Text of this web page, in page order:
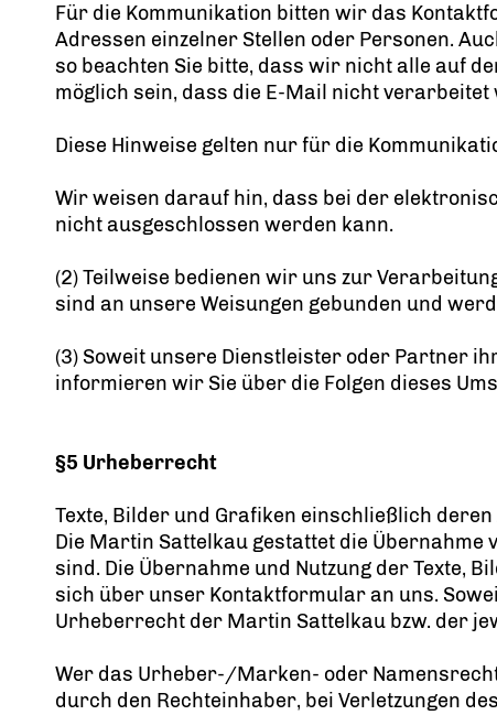
Für die Kommunikation bitten wir das
Adressen einzelner Stellen oder Personen.
so beachten Sie bitte, dass wir nicht alle auf
möglich sein, dass die E-Mail nicht verarbeitet
Diese Hinweise gelten nur für die
Wir weisen darauf hin, dass bei der
nicht ausgeschlossen werden kann.
(2) Teilweise bedienen wir uns zur
sind an unsere Weisungen gebunden und
(3) Soweit unsere Dienstleister oder Partner
informieren wir Sie über die Folgen dieses
§5 Urheberrecht
Texte, Bilder und Grafiken einschließlich
Die Martin Sattelkau gestattet die Übernahme
sind. Die Übernahme und Nutzung der Texte,
sich über unser Kontaktformular an uns.
Urheberrecht der Martin Sattelkau bzw. der
Wer das Urheber-/Marken- oder
durch den Rechteinhaber, bei Verletzungen